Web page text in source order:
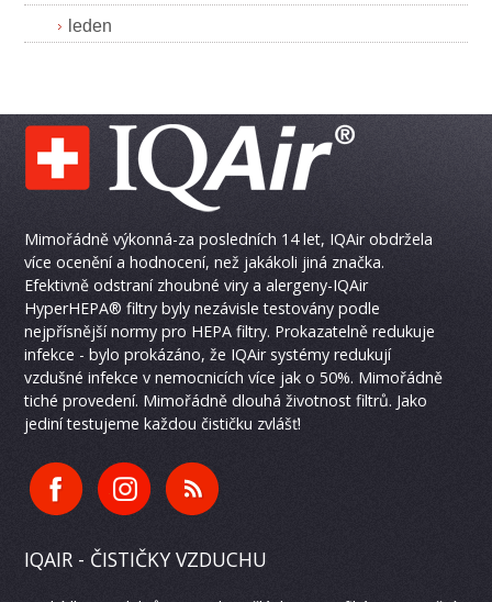
leden
Mimořádně výkonná-za posledních 14 let, IQAir obdržela
více ocenění a hodnocení, než jakákoli jiná značka.
Efektivně odstraní zhoubné viry a alergeny-IQAir
HyperHEPA® filtry byly nezávisle testovány podle
nejpřísnější normy pro HEPA filtry. Prokazatelně redukuje
infekce - bylo prokázáno, že IQAir systémy redukují
vzdušné infekce v nemocnicích více jak o 50%. Mimořádně
tiché provedení. Mimořádně dlouhá životnost filtrů. Jako
jediní testujeme každou čističku zvlášť!
IQAIR - ČISTIČKY VZDUCHU